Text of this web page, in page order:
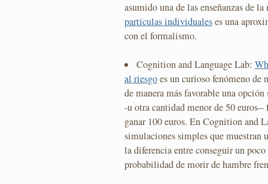
asumido una de las enseñanzas de
partículas individualeses una
con el formalismo.
Cognition and Language Lab:
al riesgoes un curioso fenómeno de
de manera más favorable una
-u otra cantidad menor de 50
ganar 100 euros. En Cognition and
simulaciones simples que muestran
la diferencia entre conseguir un
probabilidad de morir de hambre